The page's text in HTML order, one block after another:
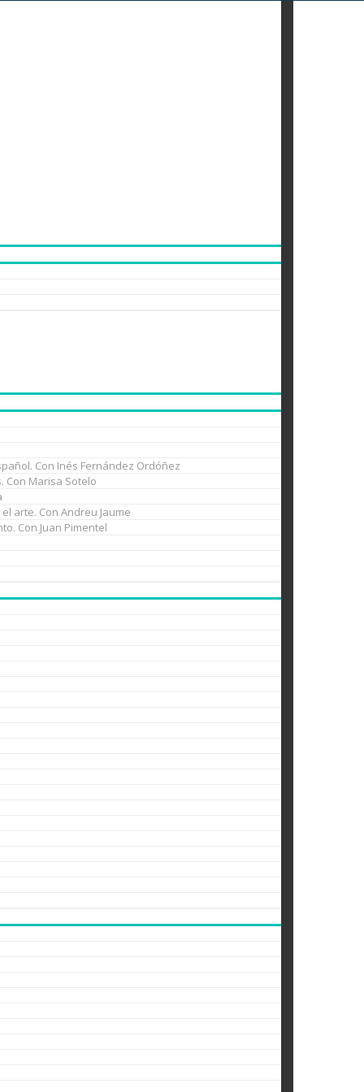
Con Inés Fernández Ordóñez
Con Marisa Sotelo
arte. Con Andreu Jaume
Con Juan Pimentel